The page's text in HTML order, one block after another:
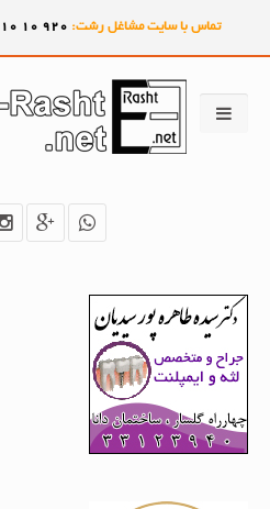
تماس با سایت مشاغل رشت: 920
10
910